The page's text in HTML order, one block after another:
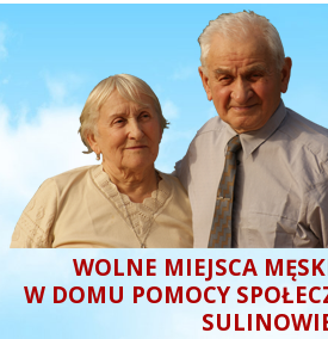
WOLNE MIEJSCA
W DOMU POMOCY